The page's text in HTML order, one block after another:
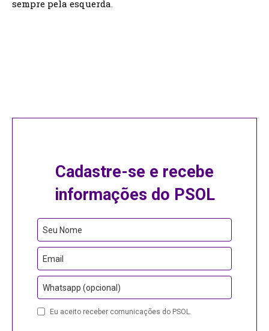
sempre pela esquerda.
Cadastre-se e recebe
informações do PSOL
Seu Nome
Email
Whatsapp (opcional)
Eu aceito receber comunicações do PSOL.